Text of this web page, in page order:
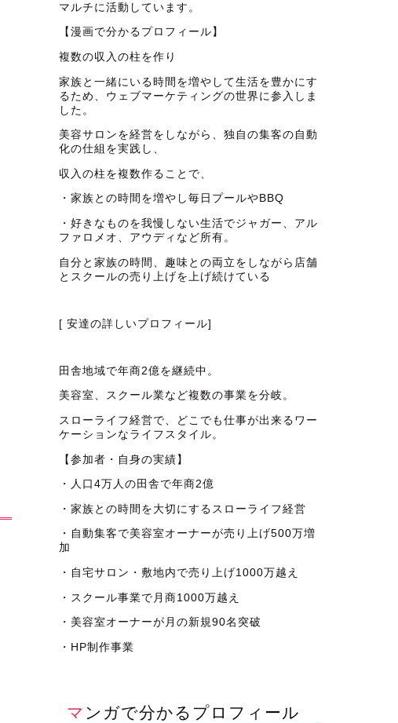
マルチに活動しています。
【漫画で分かるプロフィール】
複数の収入の柱を作り
家族と一緒にいる時間を増やして生活を豊かにす
るため、ウェブマーケティングの世界に参入しま
した。
美容サロンを経営をしながら、独自の集客の自動
化の仕組を実践し、
収入の柱を複数作ることで、
・家族との時間を増やし毎日プールやBBQ
・好きなものを我慢しない生活でジャガー、アル
ファロメオ、アウディなど所有。
自分と家族の時間、趣味との両立をしながら店舗
とスクールの売り上げを上げ続けている
[ 安達の詳しいプロフィール]
田舎地域で年商2億を継続中。
美容室、スクール業など複数の事業を分岐。
スローライフ経営で、どこでも仕事が出来るワー
ケーションなライフスタイル。
【参加者・自身の実績】
・人口4万人の田舎で年商2億
・家族との時間を大切にするスローライフ経営
・自動集客で美容室オーナーが売り上げ500万増
加
・自宅サロン・敷地内で売り上げ1000万越え
・スクール事業で月商1000万越え
・美容室オーナーが月の新規90名突破
・HP制作事業
マンガで分かるプロフィール